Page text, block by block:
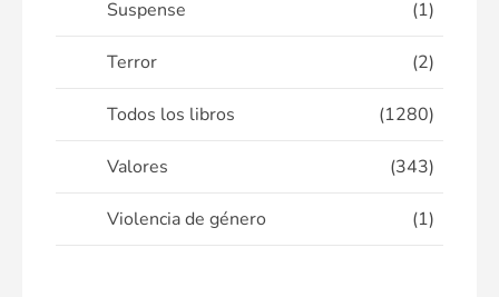
Suspense (1)
Terror (2)
Todos los libros (1280)
Valores (343)
Violencia de género (1)